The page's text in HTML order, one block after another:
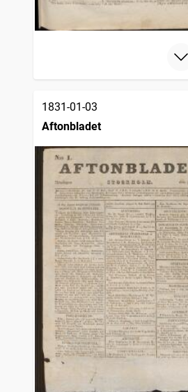
1831-01-03
Aftonbladet